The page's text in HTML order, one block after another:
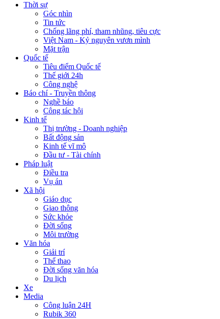
Thời sự
Góc nhìn
Tin tức
Chống lãng phí, tham nhũng, tiêu cực
Việt Nam - Kỷ nguyên vươn mình
Mặt trận
Quốc tế
Tiêu điểm Quốc tế
Thế giới 24h
Công nghệ
Báo chí - Truyền thông
Nghề báo
Công tác hội
Kinh tế
Thị trường - Doanh nghiệp
Bất động sản
Kinh tế vĩ mô
Đầu tư - Tài chính
Pháp luật
Điều tra
Vụ án
Xã hội
Giáo dục
Giao thông
Sức khỏe
Đời sống
Môi trường
Văn hóa
Giải trí
Thể thao
Đời sống văn hóa
Du lịch
Xe
Media
Công luận 24H
Rubik 360